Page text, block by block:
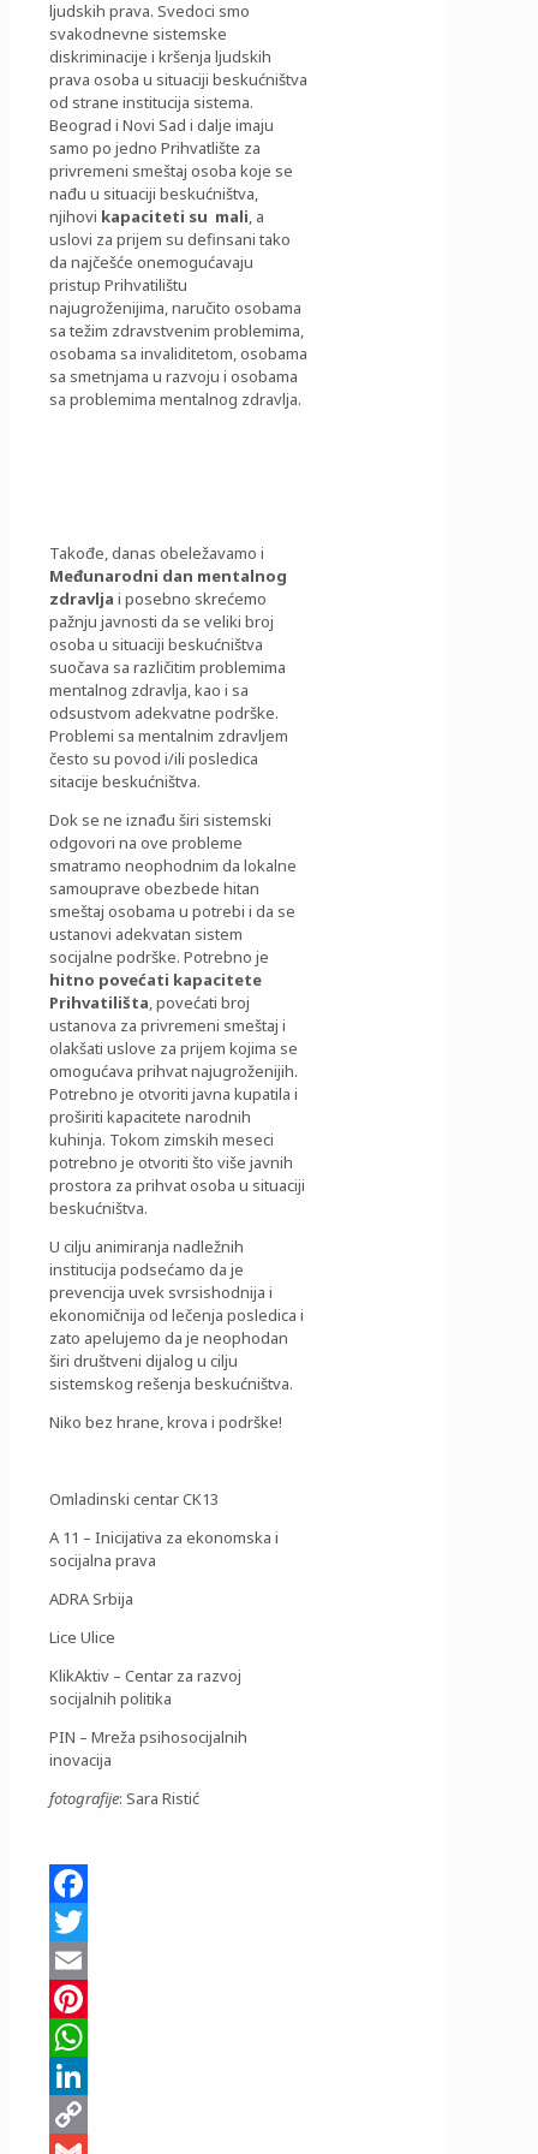
ljudskih prava. Svedoci smo
svakodnevne sistemske
diskriminacije i kršenja ljudskih
prava osoba u situaciji beskućništva
od strane institucija sistema.
Beograd i Novi Sad i dalje imaju
samo po jedno Prihvatlište za
privremeni smeštaj osoba koje se
nađu u situaciji beskućništva,
njihovi kapaciteti su mali, a
uslovi za prijem su definsani tako
da najčešće onemogućavaju
pristup Prihvatilištu
najugroženijima, naručito osobama
sa težim zdravstvenim problemima,
osobama sa invaliditetom, osobama
sa smetnjama u razvoju i osobama
sa problemima mentalnog zdravlja.
Takođe, danas obeležavamo i
Međunarodni dan mentalnog
zdravlja i posebno skrećemo
pažnju javnosti da se veliki broj
osoba u situaciji beskućništva
suočava sa različitim problemima
mentalnog zdravlja, kao i sa
odsustvom adekvatne podrške.
Problemi sa mentalnim zdravljem
često su povod i/ili posledica
sitacije beskućništva.
Dok se ne iznađu širi sistemski
odgovori na ove probleme
smatramo neophodnim da lokalne
samouprave obezbede hitan
smeštaj osobama u potrebi i da se
ustanovi adekvatan sistem
socijalne podrške. Potrebno je
hitno povećati kapacitete
Prihvatilišta, povećati broj
ustanova za privremeni smeštaj i
olakšati uslove za prijem kojima se
omogućava prihvat najugroženijih.
Potrebno je otvoriti javna kupatila i
proširiti kapacitete narodnih
kuhinja. Tokom zimskih meseci
potrebno je otvoriti što više javnih
prostora za prihvat osoba u situaciji
beskućništva.
U cilju animiranja nadležnih
institucija podsećamo da je
prevencija uvek svrsishodnija i
ekonomičnija od lečenja posledica i
zato apelujemo da je neophodan
širi društveni dijalog u cilju
sistemskog rešenja beskućništva.
Niko bez hrane, krova i podrške!
Omladinski centar CK13
A 11 – Inicijativa za ekonomska i
socijalna prava
ADRA Srbija
Lice Ulice
KlikAktiv – Centar za razvoj
socijalnih politika
PIN – Mreža psihosocijalnih
inovacija
fotografije: Sara Ristić
Facebook
Twitter
Email
Pinterest
WhatsApp
LinkedIn